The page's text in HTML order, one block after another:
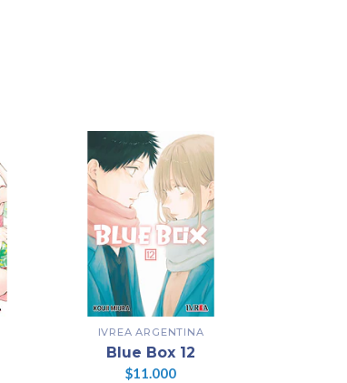
IVREA ARGENTINA
Blue Box 12
$11.000